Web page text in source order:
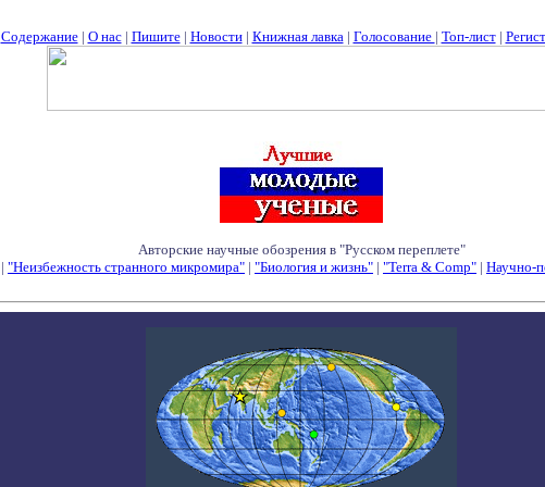
Содержание| О нас| Пишите| Новости| Книжная лавка| Голосование | Топ-лист|
Авторские научные обозрения в "Русском переплете"
| "Неизбежность странного микромира" | "Биология и жизнь" | "Terra & Comp" | Научно-